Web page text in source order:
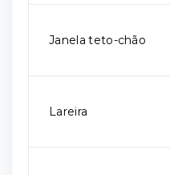
Janela teto-chão
Lareira